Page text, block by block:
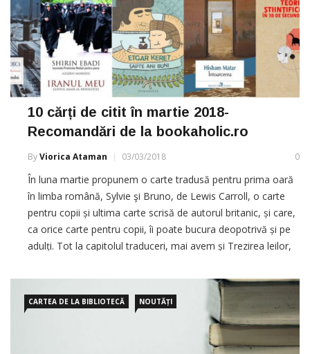
10 cărți de citit în martie 2018-
Recomandări de la bookaholic.ro
ByViorica Ataman 03/03/2018 0
În luna martie propunem o carte tradusă pentru prima oară
în limba română, Sylvie şi Bruno, de Lewis Carroll, o carte
pentru copii și ultima carte scrisă de autorul britanic, și care,
ca orice carte pentru copii, îi poate bucura deopotrivă și pe
adulți. Tot la capitolul traduceri, mai avem și Trezirea leilor,
CARTEA DE LA BIBLIOTECĂ NOUTĂȚI